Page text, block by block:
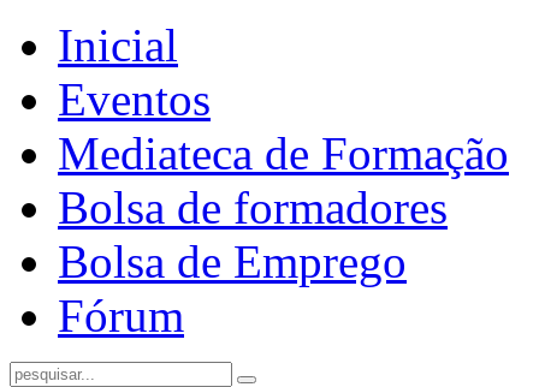
Inicial
Eventos
Mediateca de Formação
Bolsa de formadores
Bolsa de Emprego
Fórum